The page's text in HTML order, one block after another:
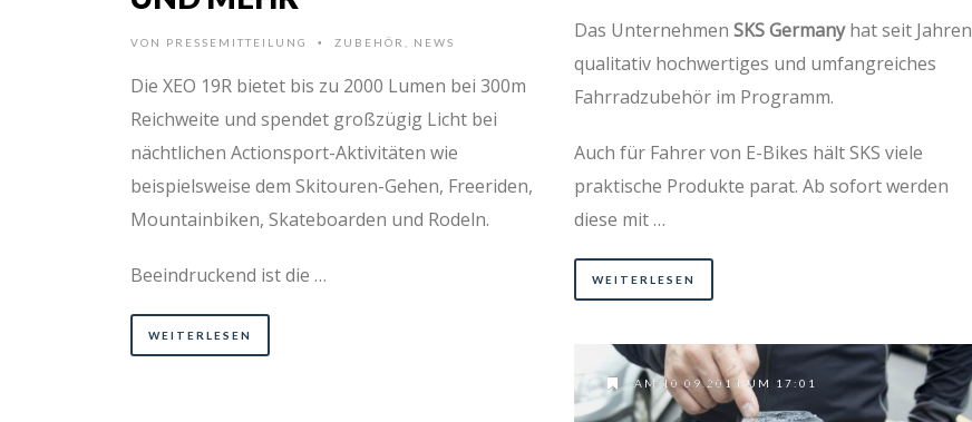
Das Unternehmen SKS Germanyhat seit Jahren
qualitativ hochwertiges und umfangreiches
Fahrradzubehör im Programm.
Auch für Fahrer von E-Bikes hält SKS viele
praktische Produkte parat. Ab sofort werden
diese mit …
WEITERLESEN
VON PRESSEMITTEILUNG • ZUBEHÖR NEWS
Die XEO 19R bietet bis zu 2000 Lumen bei 300m
Reichweite und spendet großzügig Licht bei
nächtlichen Actionsport-Aktivitäten wie
beispielsweise dem Skitouren-Gehen, Freeriden,
Mountainbiken, Skateboarden und Rodeln.
Beeindruckend ist die …
WEITERLESEN
AM 10.09.2014 UM 17:01